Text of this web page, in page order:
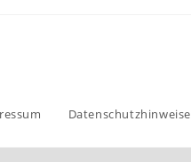
Datenschutzhinweise